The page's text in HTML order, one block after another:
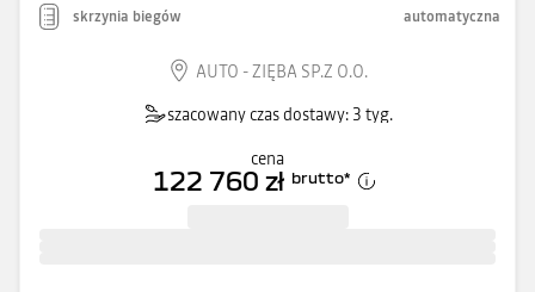
skrzynia biegów automatyczna
AUTO - ZIĘBA SP.Z O.O.
szacowany czas dostawy: 3 tyg.
cena
122 760 zł brutto*